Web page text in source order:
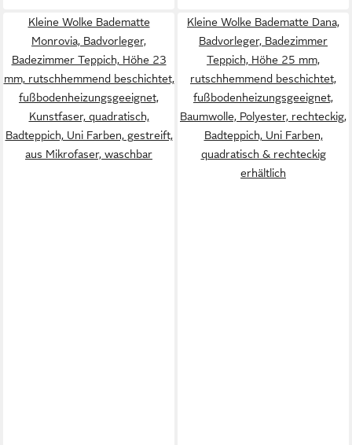
Kleine Wolke Badematte
Monrovia, Badvorleger,
Badezimmer Teppich, Höhe 23
mm, rutschhemmend beschichtet,
fußbodenheizungsgeeignet,
Kunstfaser, quadratisch,
Badteppich, Uni Farben, gestreift,
aus Mikrofaser, waschbar
Kleine Wolke Badematte Dana,
Badvorleger, Badezimmer
Teppich, Höhe 25 mm,
rutschhemmend beschichtet,
fußbodenheizungsgeeignet,
Baumwolle, Polyester, rechteckig,
Badteppich, Uni Farben,
quadratisch & rechteckig
erhältlich